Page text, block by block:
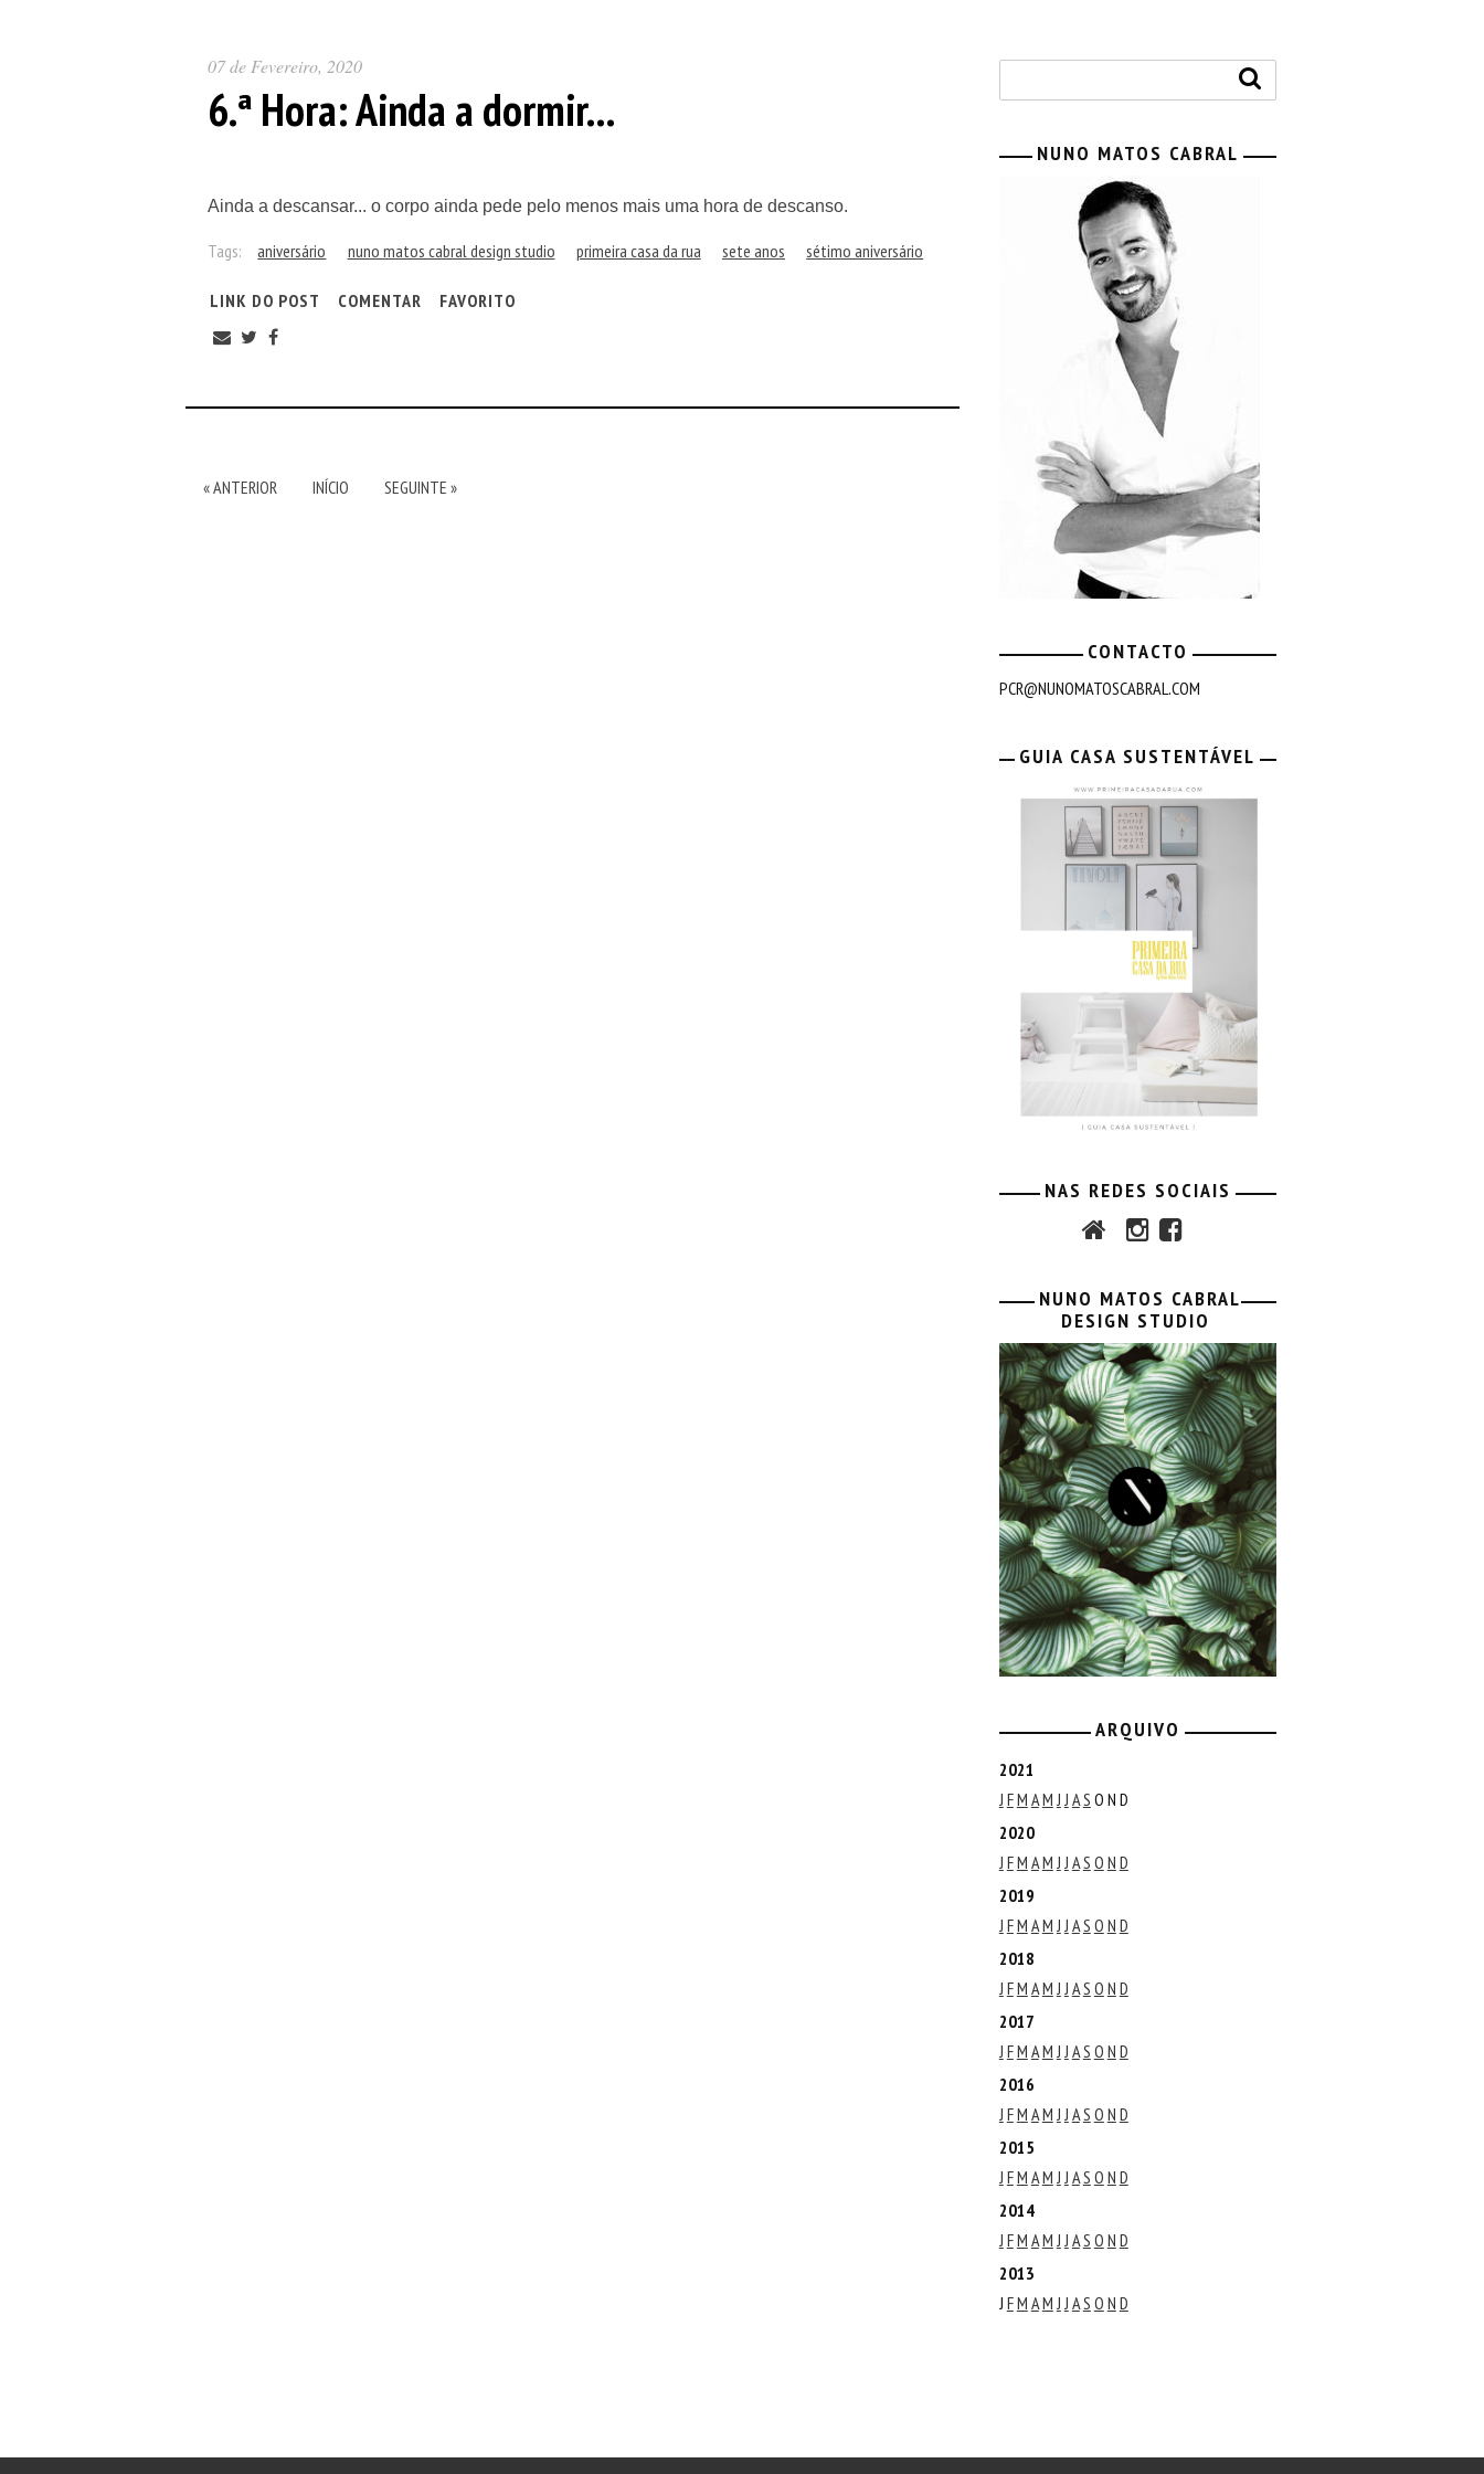
07 de Fevereiro, 2020
6.ª Hora: Ainda a dormir...
Ainda a descansar... o corpo ainda pede pelo menos mais uma hora de descanso.
Tags: aniversário nuno matos cabral design studio primeira casa da rua sete anos sétimo aniversário
LINK DO POST COMENTAR FAVORITO
« ANTERIOR INÍCIO SEGUINTE »
NUNO MATOS CABRAL
CONTACTO
PCR@NUNOMATOSCABRAL.COM
GUIA CASA SUSTENTÁVEL
NAS REDES SOCIAIS
NUNO MATOS CABRAL
DESIGN STUDIO
ARQUIVO
2021
J FM AM J J AS O N D
2020
J FM AM J J AS O N D
2019
J FM AM J J AS O N D
2018
J FM AM J J AS O N D
2017
J FM AM J J AS O N D
2016
J FM AM J J AS O N D
2015
J FM AM J J AS O N D
2014
J FM AM J J AS O N D
2013
J FM AM J J AS O N D